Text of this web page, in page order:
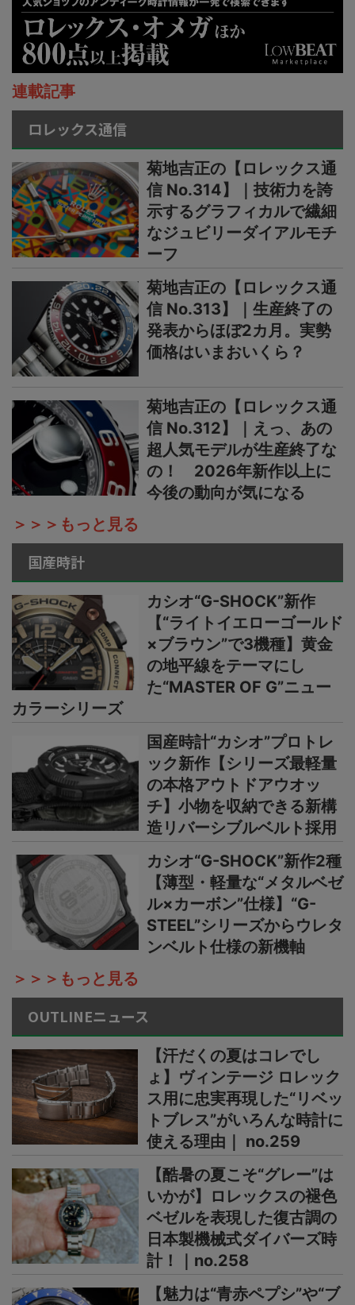
連載記事
ロレックス通信
菊地吉正の【ロレックス通
信 No.314】｜技術力を誇
示するグラフィカルで繊細
なジュビリーダイアルモチ
ーフ
菊地吉正の【ロレックス通
信 No.313】｜生産終了の
発表からほぼ2カ月。実勢
価格はいまおいくら？
菊地吉正の【ロレックス通
信 No.312】｜えっ、あの
超人気モデルが生産終了な
の！ 2026年新作以上に
今後の動向が気になる
＞＞＞もっと見る
国産時計
カシオ“G-SHOCK”新作
【“ライトイエローゴールド
×ブラウン”で3機種】黄金
の地平線をテーマにし
た“MASTER OF G”ニュー
カラーシリーズ
国産時計“カシオ”プロトレ
ック新作【シリーズ最軽量
の本格アウトドアウオッ
チ】小物を収納できる新構
造リバーシブルベルト採用
カシオ“G-SHOCK”新作2種
【薄型・軽量な“メタルベゼ
ル×カーボン”仕様】“G-
STEEL”シリーズからウレタ
ンベルト仕様の新機軸
＞＞＞もっと見る
OUTLINEニュース
【汗だくの夏はコレでし
ょ】ヴィンテージ ロレック
ス用に忠実再現した“リベッ
トブレス”がいろんな時計に
使える理由｜ no.259
【酷暑の夏こそ“グレー”は
いかが】ロレックスの褪色
ベゼルを表現した復古調の
日本製機械式ダイバーズ時
計！｜no.258
【魅力は“青赤ペプシ”や“ブ